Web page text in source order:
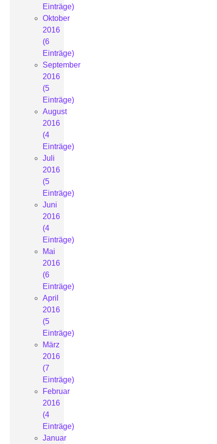
Einträge)
Oktober
2016
(6
Einträge)
September
2016
(5
Einträge)
August
2016
(4
Einträge)
Juli
2016
(5
Einträge)
Juni
2016
(4
Einträge)
Mai
2016
(6
Einträge)
April
2016
(5
Einträge)
März
2016
(7
Einträge)
Februar
2016
(4
Einträge)
Januar